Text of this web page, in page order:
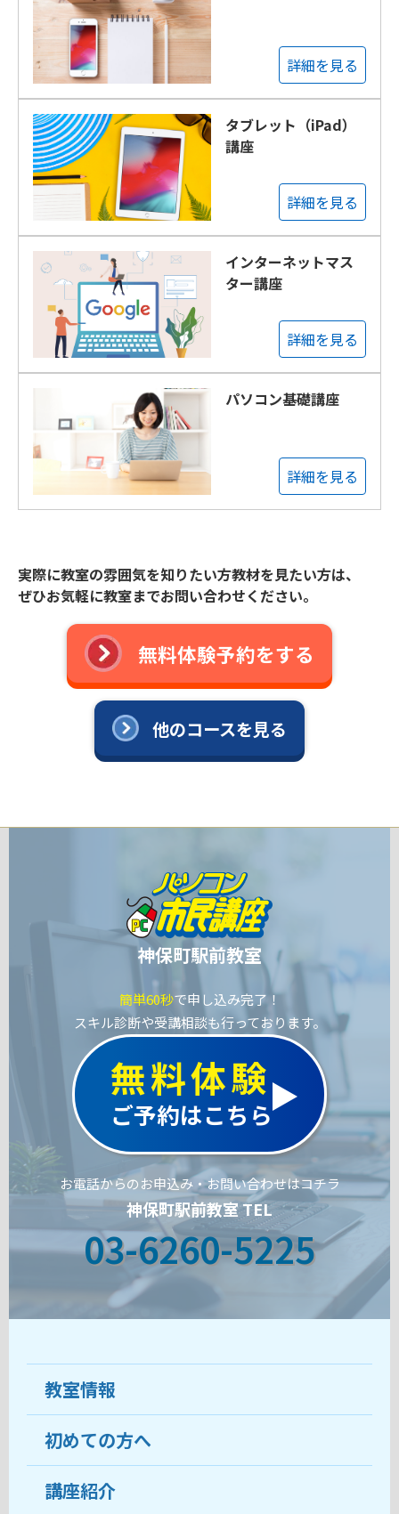
詳細を見る
タブレット（iPad）
講座
詳細を見る
インターネットマス
ター講座
詳細を見る
パソコン基礎講座
詳細を見る
実際に教室の雰囲気を知りたい方教材を見たい方は、
ぜひお気軽に教室までお問い合わせください。
無料体験予約をする
他のコースを見る
神保町駅前教室
簡単60秒で申し込み完了！
スキル診断や受講相談も行っております。
無料体験
ご予約はこちら
お電話からのお申込み・お問い合わせはコチラ
神保町駅前教室 TEL
03-6260-5225
教室情報
教室について
受講生の声
初めての方へ
ココがおすすめ
講座紹介